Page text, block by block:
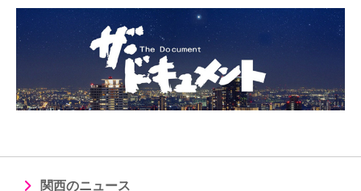
関西のニュース